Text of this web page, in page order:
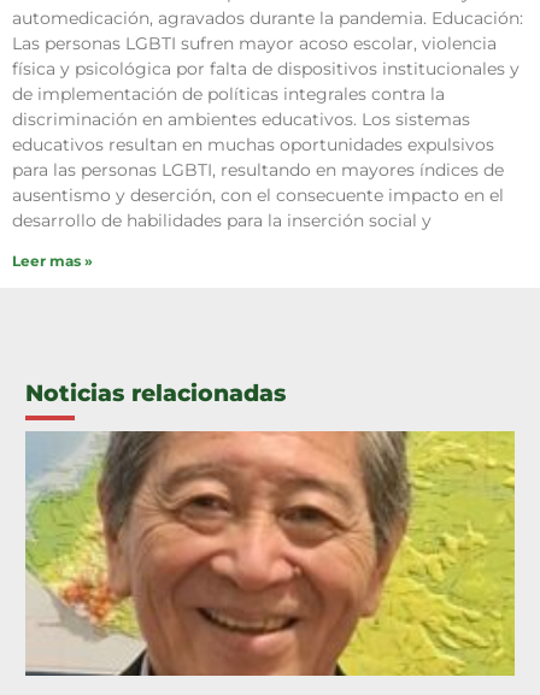
automedicación, agravados durante la pandemia. Educación:
Las personas LGBTI sufren mayor acoso escolar, violencia
física y psicológica por falta de dispositivos institucionales y
de implementación de políticas integrales contra la
discriminación en ambientes educativos. Los sistemas
educativos resultan en muchas oportunidades expulsivos
para las personas LGBTI, resultando en mayores índices de
ausentismo y deserción, con el consecuente impacto en el
desarrollo de habilidades para la inserción social y
Leer mas »
Noticias relacionadas